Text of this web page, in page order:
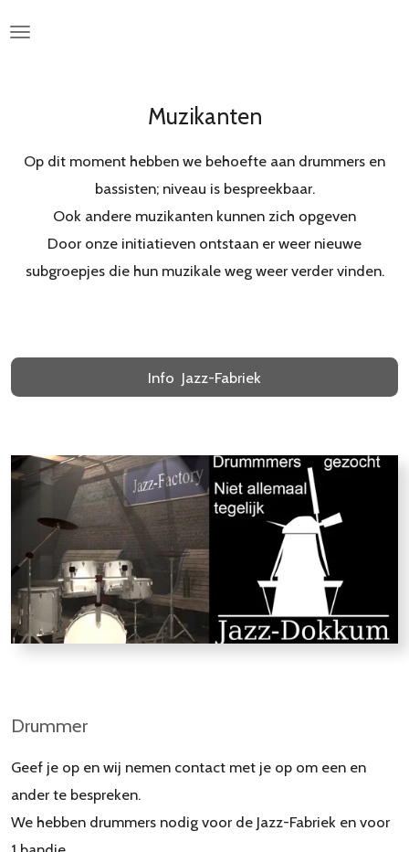
Ga
Muzikanten
Op dit moment hebben we behoefte aan drummers en
bassisten; niveau is bespreekbaar.
Ook andere muzikanten kunnen zich opgeven
Door onze initiatieven ontstaan er weer nieuwe
subgroepjes die hun muzikale weg weer verder vinden.
Info Jazz-Fabriek
Drummer
Geef je op en wij nemen contact met je op om een en
ander te bespreken.
We hebben drummers nodig voor de Jazz-Fabriek en voor